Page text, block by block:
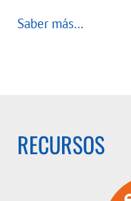
Saber más…
RECURSOS